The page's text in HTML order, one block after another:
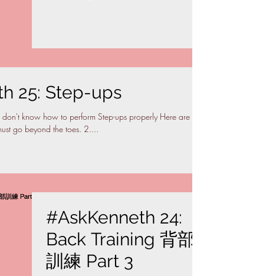
25: Step-ups
know how to perform Step-ups properly Here are
go beyond the toes. 2....
#AskKenneth 24:
Back Training 背部
訓練 Part 3